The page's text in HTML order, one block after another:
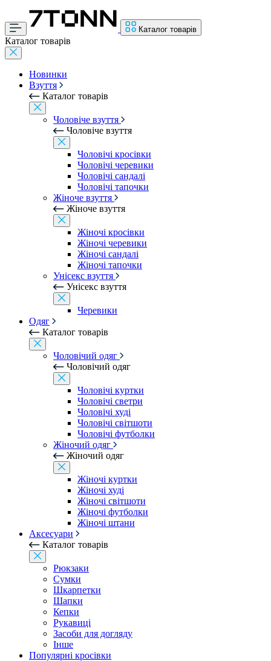
Каталог товарів
Каталог товарів
Новинки
Взуття
Каталог товарів
Чоловіче взуття
Чоловіче взуття
Чоловічі кросівки
Чоловічі черевики
Чоловічі сандалі
Чоловічі тапочки
Жіноче взуття
Жіноче взуття
Жіночі кросівки
Жіночі черевики
Жіночі сандалі
Жіночі тапочки
Унісекс взуття
Унісекс взуття
Черевики
Одяг
Каталог товарів
Чоловічий одяг
Чоловічий одяг
Чоловічі куртки
Чоловічі светри
Чоловічі худі
Чоловічі світшоти
Чоловічі футболки
Жіночий одяг
Жіночий одяг
Жіночі куртки
Жіночі худі
Жіночі світшоти
Жіночі футболки
Жіночі штани
Аксесуари
Каталог товарів
Рюкзаки
Сумки
Шкарпетки
Шапки
Кепки
Рукавиці
Засоби для догляду
Інше
Популярні кросівки